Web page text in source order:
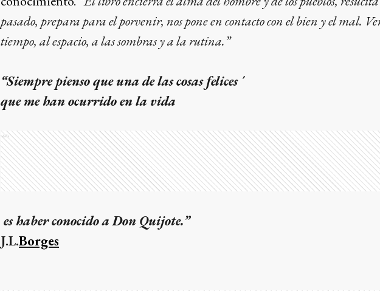
pasado, prepara para el porvenir, nos pone en contacto con el bien y el mal.
tiempo, al espacio, a las sombras y a la rutina.”
“Siempre pienso que una de las cosas felices ´
que me han ocurrido en la vida
Ads
es haber conocido a Don Quijote.”
J.L.Borges